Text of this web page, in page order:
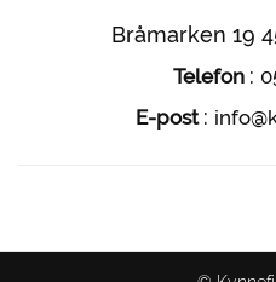
Bråmarken 19
Telefon :
E-post :